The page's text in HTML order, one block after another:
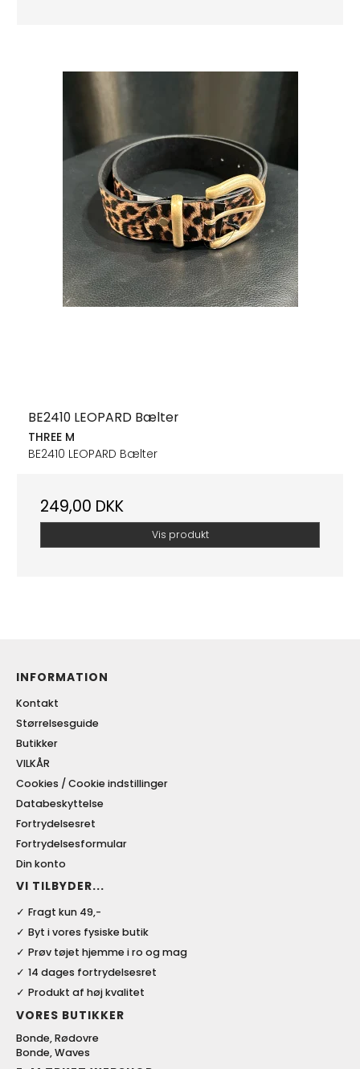
BE2410 LEOPARD Bælter
THREE M
BE2410 LEOPARD Bælter
249,00 DKK
Vis produkt
INFORMATION
Kontakt
Størrelsesguide
Butikker
VILKÅR
Cookies / Cookie indstillinger
Databeskyttelse
Fortrydelsesret
Fortrydelsesformular
Din konto
VI TILBYDER...
Fragt kun 49,-
Byt i vores fysiske butik
Prøv tøjet hjemme i ro og mag
14 dages fortrydelsesret
Produkt af høj kvalitet
VORES BUTIKKER
Bonde, Rødovre
Bonde, Waves